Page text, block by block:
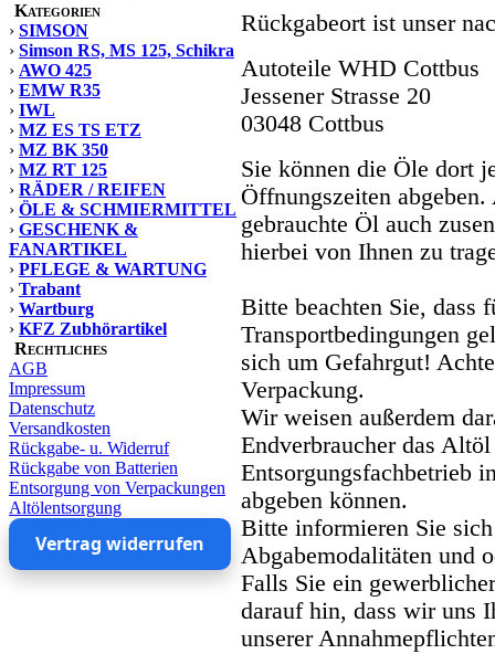
Kategorien
› SIMSON
› Simson RS, MS 125, Schikra
› AWO 425
› EMW R35
› IWL
› MZ ES TS ETZ
› MZ BK 350
› MZ RT 125
› RÄDER / REIFEN
› ÖLE & SCHMIERMITTEL
› GESCHENK &
FANARTIKEL
› PFLEGE & WARTUNG
› Trabant
› Wartburg
› KFZ Zubhörartikel
Rechtliches
AGB
Impressum
Datenschutz
Versandkosten
Rückgabe- u. Widerruf
Rückgabe von Batterien
Entsorgung von Verpackungen
Altölentsorgung
Vertrag widerrufen
Rückgabeort ist unser
Autoteile WHD Cottbus
Jessener Strasse 20
03048 Cottbus
Sie können die Öle dort
Öffnungszeiten
gebrauchte Öl auch
hierbei von Ihnen zu
Bitte beachten Sie, dass
Transportbedingungen
sich um Gefahrgut!
Verpackung.
Wir weisen außerdem
Endverbraucher das
Entsorgungsfachbetrieb
abgeben können.
Bitte informieren Sie
Abgabemodalitäten und
Falls Sie ein
darauf hin, dass wir uns
unserer